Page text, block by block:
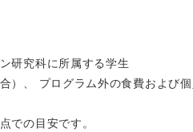
研究科に所属する学生
）、 プログラム外の食費および
での目安です。